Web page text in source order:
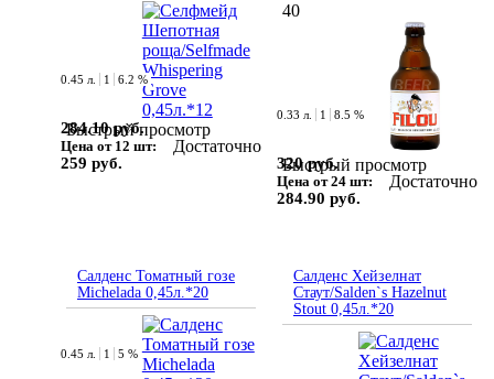
Быстрый просмотр
0.45 л. 1 6.2 %
284.10 руб.
Цена от 12 шт:
259 руб.
Достаточно
40
Быстрый просмотр
0.33 л. 1 8.5 %
320 руб.
Цена от 24 шт:
284.90 руб.
Достаточно
Салденс Томатный гозе
Michelada 0,45л.*20
0.45 л. 1 5 %
Салденc Хейзелнат
Стаут/Salden`s Hazelnut
Stout 0,45л.*20